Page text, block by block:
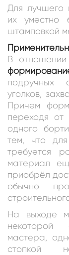
Для лучшего
их уместно
штамповкой
В
подручных
уголков,
Причем
переходя от
одного
тем, что
требуется
материал
приобрёл
обычно
На выходе
некоторой
мастера,
стопкой